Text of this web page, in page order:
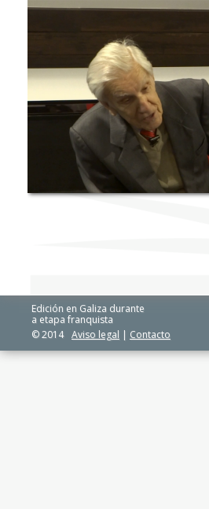
Edición en Galiza durante
a etapa franquista
© 2014 Aviso legal | Contacto